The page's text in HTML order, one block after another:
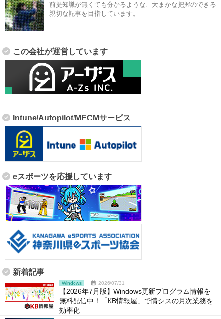
前提知識が無くても分かるような、大まかな把握のできる
親切な記事を目指しています。
この会社が運営しています
Intune/Autopilot/MECMサービス
eスポーツを応援しています
新着記事
Windows 2026/07/31
【2026年7月版】Windows更新プログラム情報を
無料配信中！「KB情報屋」で情シスの月次業務を
効率化